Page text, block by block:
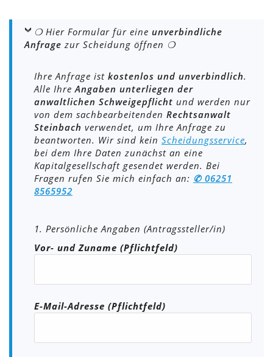
❍ Hier Formular für eine unverbindliche
Anfrage zur Scheidung öffnen ❍
Ihre Anfrage ist kostenlos und unverbindlich.
Alle IhreAngaben unterliegen der
anwaltlichen Schweigepflicht und werden nur
von dem sachbearbeitenden Rechtsanwalt
Steinbach verwendet, um Ihre Anfrage zu
beantworten. Wir sind kein Scheidungsservice,
bei dem Ihre Daten zunächst an eine
Kapitalgesellschaft gesendet werden. Bei
Fragen rufen Sie mich einfach an: ✆ 06251
8565952
1. Persönliche Angaben (Antragssteller/in)
Vor- und Zuname (Pflichtfeld)
E-Mail-Adresse (Pflichtfeld)